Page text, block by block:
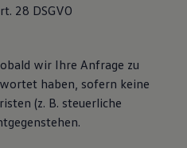
28 DSGVO
wir Ihre Anfrage zu
haben, sofern keine
(z. B. steuerliche